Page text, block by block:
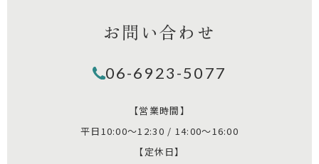
お問い合わせ
06-6923-5077
【営業時間】
平日10:00～12:30 / 14:00～16:00
【定休日】